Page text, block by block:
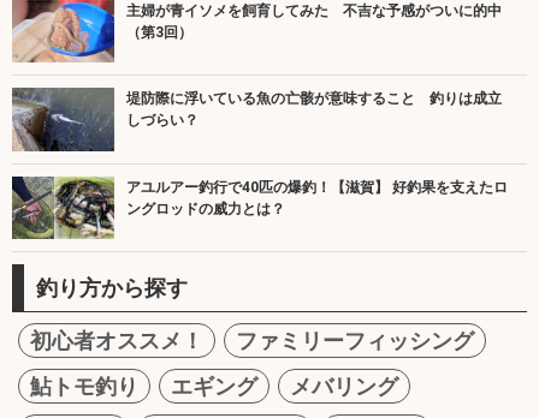
主婦が青イソメを飼育してみた 不吉な予感がついに的中
（第3回）
堤防際に浮いている魚の亡骸が意味すること 釣りは成立
しづらい？
アユルアー釣行で40匹の爆釣！【滋賀】 好釣果を支えたロ
ングロッドの威力とは？
釣り方から探す
初心者オススメ！
ファミリーフィッシング
鮎トモ釣り
エギング
メバリング